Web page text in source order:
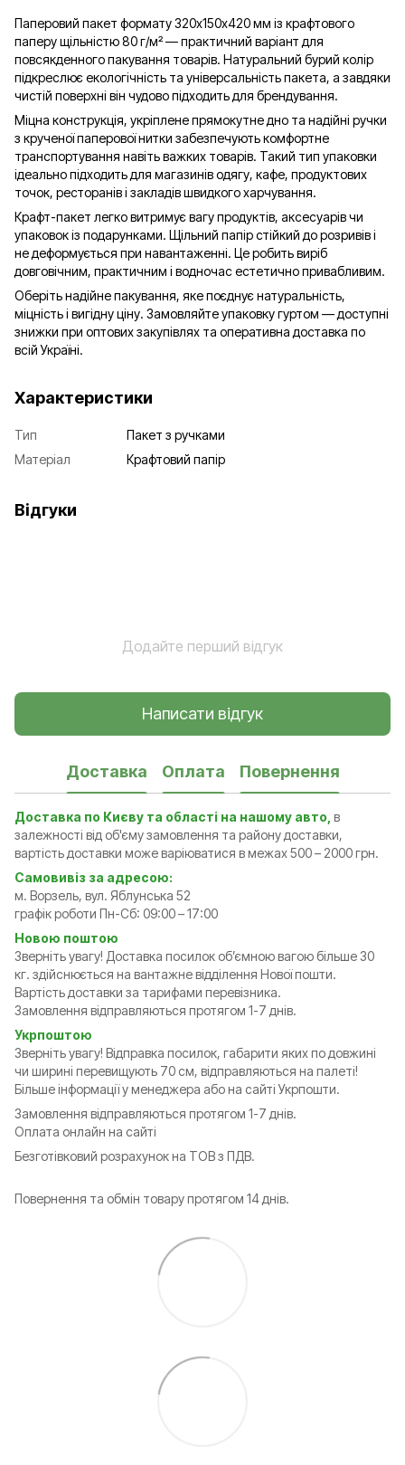
Паперовий пакет формату 320х150х420 мм із крафтового
паперу щільністю 80 г/м² — практичний варіант для
повсякденного пакування товарів. Натуральний бурий колір
підкреслює екологічність та універсальність пакета, а завдяки
чистій поверхні він чудово підходить для брендування.
Міцна конструкція, укріплене прямокутне дно та надійні ручки
з крученої паперової нитки забезпечують комфортне
транспортування навіть важких товарів. Такий тип упаковки
ідеально підходить для магазинів одягу, кафе, продуктових
точок, ресторанів і закладів швидкого харчування.
Крафт-пакет легко витримує вагу продуктів, аксесуарів чи
упаковок із подарунками. Щільний папір стійкий до розривів і
не деформується при навантаженні. Це робить виріб
довговічним, практичним і водночас естетично привабливим.
Оберіть надійне пакування, яке поєднує натуральність,
міцність і вигідну ціну. Замовляйте упаковку гуртом — доступні
знижки при оптових закупівлях та оперативна доставка по
всій Україні.
Характеристики
Тип
Пакет з ручками
Матеріал
Крафтовий папір
Відгуки
Додайте перший відгук
Написати відгук
Доставка Оплата Повернення
Доставка по Києву та області на нашому авто, в
залежності від об'єму замовлення та району доставки,
вартість доставки може варіюватися в межах 500 – 2000 грн.
Самовивіз за адресою:
м. Ворзель, вул. Яблунська 52
графік роботи Пн-Сб: 09:00 – 17:00
Новою поштою
Зверніть увагу! Доставка посилок обʼємною вагою більше 30
кг. здійснюється на вантажне відділення Нової пошти.
Вартість доставки за тарифами перевізника.
Замовлення відправляються протягом 1-7 днів.
Укрпоштою
Зверніть увагу! Відправка посилок, габарити яких по довжині
чи ширині перевищують 70 см, відправляються на палеті!
Більше інформації у менеджера або на сайті Укрпошти.
Замовлення відправляються протягом 1-7 днів.
Оплата онлайн на сайті
Безготівковий розрахунок на ТОВ з ПДВ.
Повернення та обмін товару протягом 14 днів.